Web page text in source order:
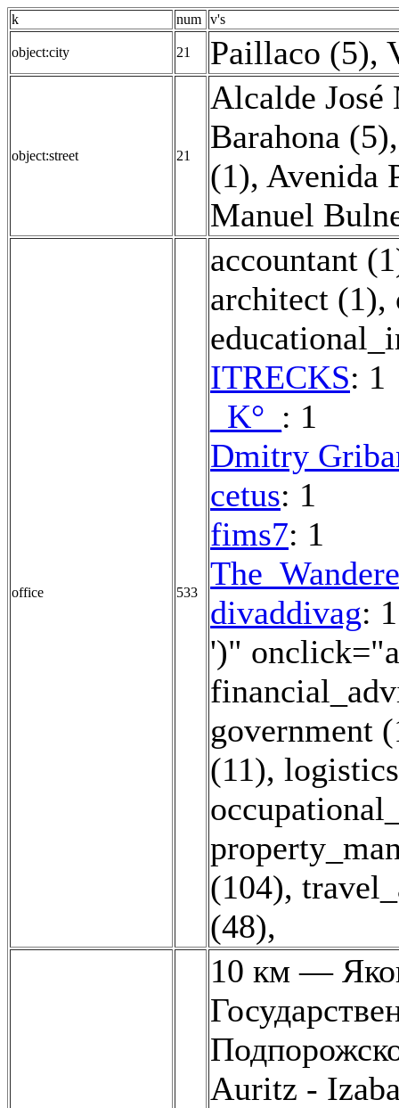
k num v's
object:city 21 Paillaco (5),
object:street 21
Alcalde José
Barahona (5)
(1), Avenida
Manuel
office 533
accountant
architect (1),
ITRECKS: 1
_K°_ : 1
Dmitry
cetus: 1
fims7: 1
divaddivag: 1
')"
government
(11),
(104),
(48),
10 км —
Auritz -